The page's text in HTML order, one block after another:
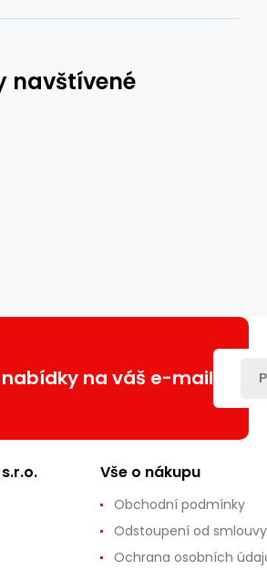
navštívené
na váš e-mail
s.r.o. Vše o nákupu
Obchodní podmínky
Odstoupení od smlouvy
Ochrana osobních